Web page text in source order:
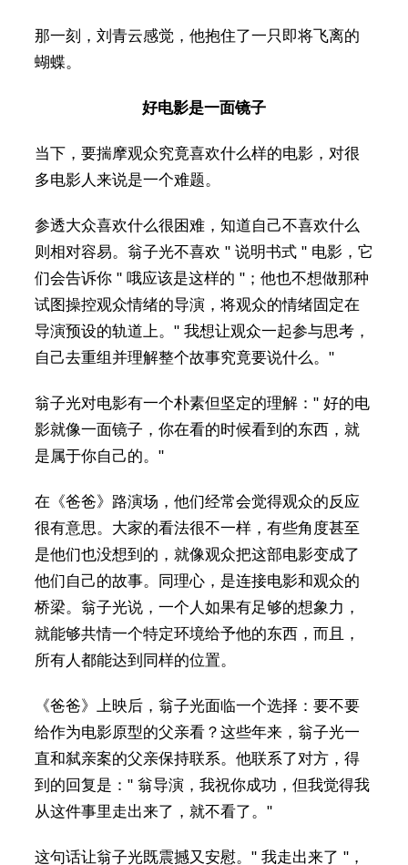
那一刻，刘青云感觉，他抱住了一只即将飞离的
蝴蝶。
好电影是一面镜子
当下，要揣摩观众究竟喜欢什么样的电影，对很
多电影人来说是一个难题。
参透大众喜欢什么很困难，知道自己不喜欢什么
则相对容易。翁子光不喜欢 " 说明书式 " 电影，它
们会告诉你 " 哦应该是这样的 "；他也不想做那种
试图操控观众情绪的导演，将观众的情绪固定在
导演预设的轨道上。" 我想让观众一起参与思考，
自己去重组并理解整个故事究竟要说什么。"
翁子光对电影有一个朴素但坚定的理解：" 好的电
影就像一面镜子，你在看的时候看到的东西，就
是属于你自己的。"
在《爸爸》路演场，他们经常会觉得观众的反应
很有意思。大家的看法很不一样，有些角度甚至
是他们也没想到的，就像观众把这部电影变成了
他们自己的故事。同理心，是连接电影和观众的
桥梁。翁子光说，一个人如果有足够的想象力，
就能够共情一个特定环境给予他的东西，而且，
所有人都能达到同样的位置。
《爸爸》上映后，翁子光面临一个选择：要不要
给作为电影原型的父亲看？这些年来，翁子光一
直和弑亲案的父亲保持联系。他联系了对方，得
到的回复是：" 翁导演，我祝你成功，但我觉得我
从这件事里走出来了，就不看了。"
这句话让翁子光既震撼又安慰。" 我走出来了 "，